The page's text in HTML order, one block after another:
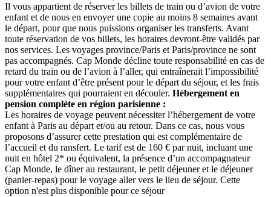
Il vous appartient de réserver les billets de train ou d’avion de votre
enfant et de nous en envoyer une copie au moins 8 semaines avant
le départ, pour que nous puissions organiser les transferts. Avant
toute réservation de vos billets, les horaires devront-être validés par
nos services. Les voyages province/Paris et Paris/province ne sont
pas accompagnés. Cap Monde décline toute responsabilité en cas de
retard du train ou de l’avion à l’aller, qui entraînerait l’impossibilité
pour votre enfant d’être présent pour le départ du séjour, et les frais
supplémentaires qui pourraient en découler. Hébergement en
pension complète en région parisienne :
Les horaires de voyage peuvent nécessiter l’hébergement de votre
enfant à Paris au départ et/ou au retour. Dans ce cas, nous vous
proposons d’assurer cette prestation qui est complémentaire de
l’accueil et du ransfert. Le tarif est de 160 € par nuit, incluant une
nuit en hôtel 2* ou équivalent, la présence d’un accompagnateur
Cap Monde, le dîner au restaurant, le petit déjeuner et le déjeuner
(panier-repas) pour le voyage aller vers le lieu de séjour. Cette
option n'est plus disponible pour ce séjour